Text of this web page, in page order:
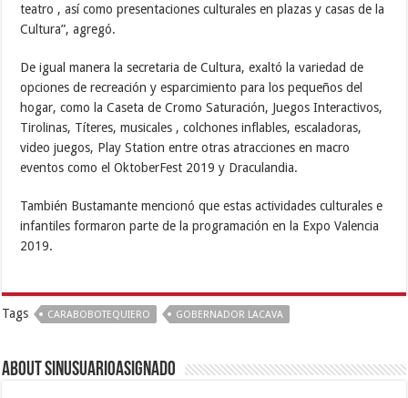
teatro , así como presentaciones culturales en plazas y casas de la
Cultura”, agregó.
De igual manera la secretaria de Cultura, exaltó la variedad de
opciones de recreación y esparcimiento para los pequeños del
hogar, como la Caseta de Cromo Saturación, Juegos Interactivos,
Tirolinas, Títeres, musicales , colchones inflables, escaladoras,
video juegos, Play Station entre otras atracciones en macro
eventos como el OktoberFest 2019 y Draculandia.
También Bustamante mencionó que estas actividades culturales e
infantiles formaron parte de la programación en la Expo Valencia
2019.
Tags CARABOBOTEQUIERO GOBERNADOR LACAVA
About sinusuarioasignado